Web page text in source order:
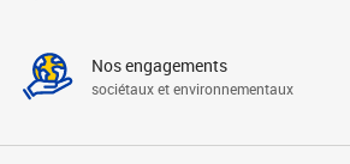
Nos engagements
sociétaux et environnementaux